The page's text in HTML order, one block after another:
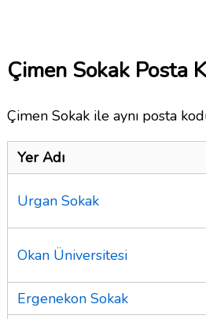
Çimen Sokak Posta
Çimen Sokak ile aynı posta
Yer Adı
Urgan Sokak
Okan Üniversitesi
Ergenekon Sokak